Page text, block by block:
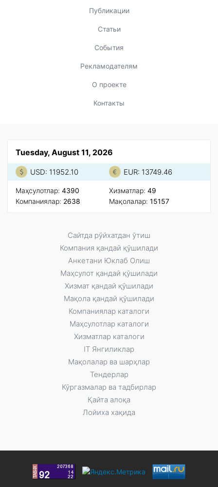
Публикации
Статьи
События
Рекламодателям
О проекте
Контакты
Tuesday, August 11, 2026
USD: 11952.10 EUR: 13749.46
Маҳсулотлар: 4390
Компаниялар: 2638
Xизматлар: 49
Мақолалар: 15157
Сайтда рўйxатдан ўтиш
Компания қандай қўшилади
Анкетани Юклаб Олиш
Маҳсулот қандай қўшилади
Xизмат қандай қўшилади
Мақола қандай қўшилади
Компаниялар каталоги
Маҳсулотлар каталоги
Xизматлар каталоги
IT Янгиликлар
Мақолалар ва шарҳлар
Тендерлар
Кўргазмалар ва тадбирлар
Қайта алоқа
Лойиха хақида